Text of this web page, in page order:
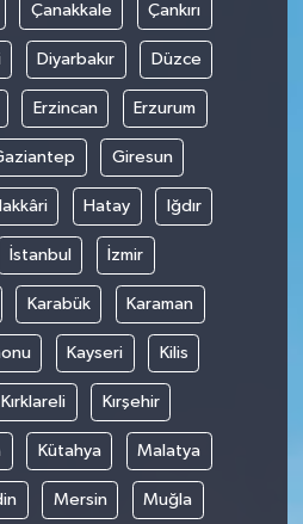
Çanakkale Çankırı
Diyarbakır Düzce
Erzincan Erzurum
Giresun
Hatay Iğdır
İstanbul İzmir
Karabük Karaman
Kayseri Kilis
Kırklareli Kırşehir
Kütahya Malatya
Mersin Muğla